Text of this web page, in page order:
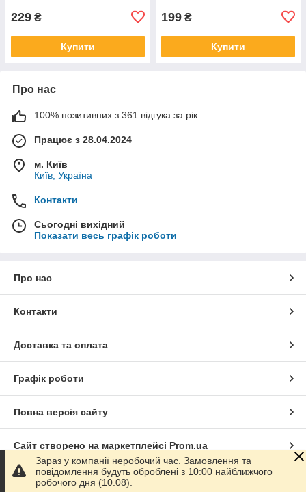
229 ₴
Купити
199 ₴
Купити
Про нас
100% позитивних з 361 відгука за рік
Працює з 28.04.2024
м. Київ
Київ, Україна
Контакти
Сьогодні вихідний
Показати весь графік роботи
Про нас
Контакти
Доставка та оплата
Графік роботи
Повна версія сайту
Сайт створено на маркетплейсі Prom.ua
Політика конфіденційності
Зараз у компанії неробочий час. Замовлення та
повідомлення будуть оброблені з 10:00 найближчого
робочого дня (10.08).